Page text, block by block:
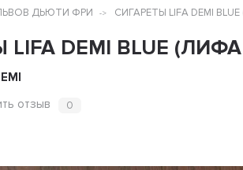
ДЬЮТИ ФРИ СИГАРЕТЫ LIFA DEMI
LIFA DEMI BLUE
отзыв
0